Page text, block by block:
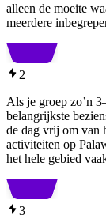
alleen de moeite
meerdere
2
Als je groep zo’n
belangrijkste
de dag vrij om van
activiteiten op
het hele gebied
3